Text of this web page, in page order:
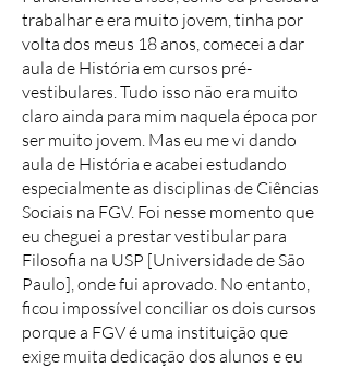
trabalhar e era muito jovem, tinha por
volta dos meus 18 anos, comecei a dar
aula de História em cursos pré-
vestibulares. Tudo isso não era muito
claro ainda para mim naquela época por
ser muito jovem. Mas eu me vi dando
aula de História e acabei estudando
especialmente as disciplinas de Ciências
Sociais na FGV. Foi nesse momento que
eu cheguei a prestar vestibular para
Filosofia na USP [Universidade de São
Paulo], onde fui aprovado. No entanto,
ficou impossível conciliar os dois cursos
porque a FGV é uma instituição que
exige muita dedicação dos alunos e eu